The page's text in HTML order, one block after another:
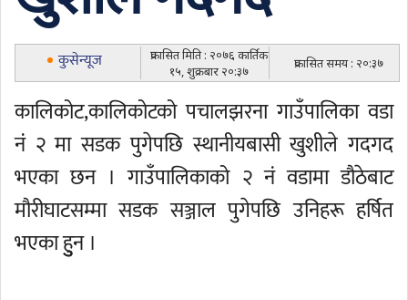
कुसेन्यूज
प्रकासित मिति : २०७६ कार्तिक
१५, शुक्रबार २०:३७
प्रकासित समय : २०:३७
कालिकोट,कालिकोटको पचालझरना गाउँपालिका वडा
नं २ मा सडक पुगेपछि स्थानीयबासी खुशीले गदगद
भएका छन । गाउँपालिकाको २ नं वडामा डौठेबाट
मौरीघाटसम्मा सडक सञ्जाल पुगेपछि उनिहरू हर्षित
भएका हुुुन ।